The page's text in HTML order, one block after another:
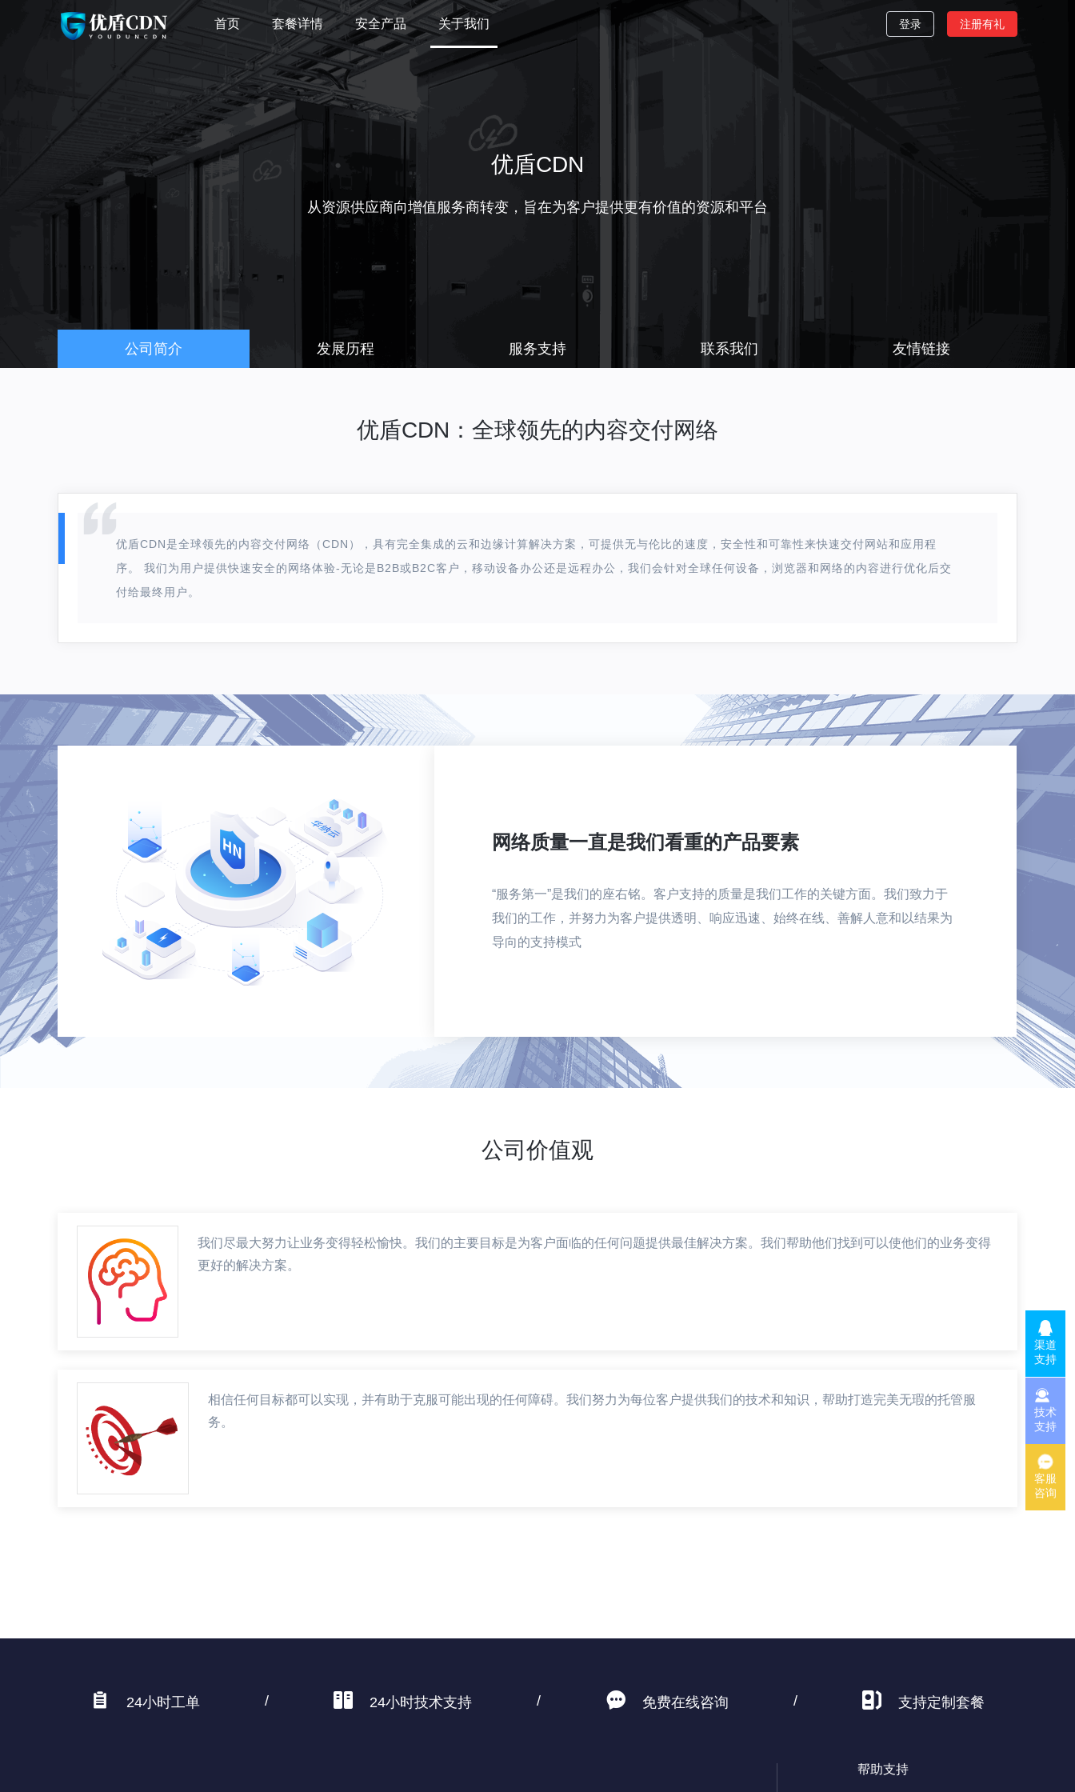
首页 套餐详情 安全产品 关于我们 登录 注册有礼
优盾CDN
从资源供应商向增值服务商转变，旨在为客户提供更有价值的资源和平台
公司简介 发展历程 服务支持 联系我们 友情链接
优盾CDN：全球领先的内容交付网络
优盾CDN是全球领先的内容交付网络（CDN），具有完全集成的云和边缘计算解决方案，可提供无与伦比的速度，安全性和可靠性来快速交付网站和应用程
序。 我们为用户提供快速安全的网络体验-无论是B2B或B2C客户，移动设备办公还是远程办公，我们会针对全球任何设备，浏览器和网络的内容进行优化后交
付给最终用户。
网络质量一直是我们看重的产品要素
“服务第一”是我们的座右铭。客户支持的质量是我们工作的关键方面。我们致力于
我们的工作，并努力为客户提供透明、响应迅速、始终在线、善解人意和以结果为
导向的支持模式
公司价值观
我们尽最大努力让业务变得轻松愉快。我们的主要目标是为客户面临的任何问题提供最佳解决方案。我们帮助他们找到可以使他们的业务变得
更好的解决方案。
相信任何目标都可以实现，并有助于克服可能出现的任何障碍。我们努力为每位客户提供我们的技术和知识，帮助打造完美无瑕的托管服
务。
24小时工单 / 24小时技术支持 / 免费在线咨询 / 支持定制套餐
帮助支持
渠道
支持
技术
支持
客服
咨询